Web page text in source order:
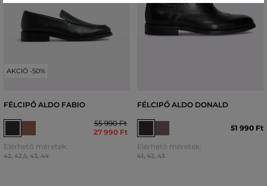
AKCIÓ -50%
FÉLCIPŐ ALDO FABIO
55 990 Ft
27 990 Ft
Elérhető méretek:
42, 42,5, 43, 44
FÉLCIPŐ ALDO DONALD
51 990 Ft
Elérhető méretek:
41, 42, 43